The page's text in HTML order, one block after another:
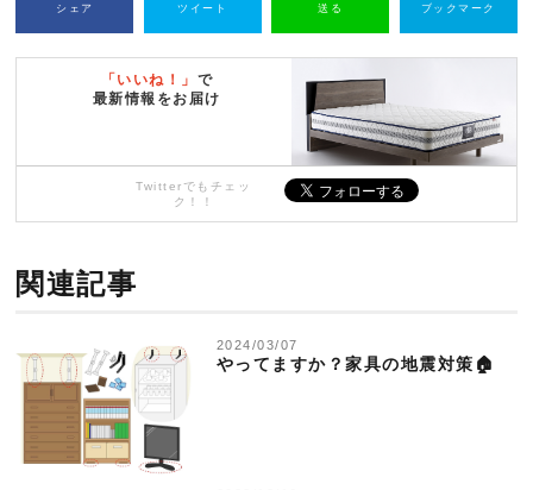
シェア ツイート 送る ブックマーク
「いいね！」 で
最新情報をお届け
Twitterでもチェッ
ク！！
関連記事
2024/03/07
やってますか？家具の地震対策🏠